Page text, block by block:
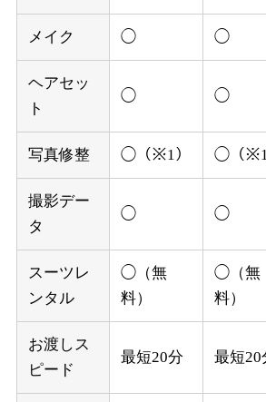
メイク ◯ ◯
ヘアセッ
ト
◯ ◯
写真修整 ◯（※1） ◯（※1
撮影デー
タ
◯ ◯
スーツレ
ンタル
◯（無
料）
◯（無
料）
お渡しス
ピード
最短20分 最短20